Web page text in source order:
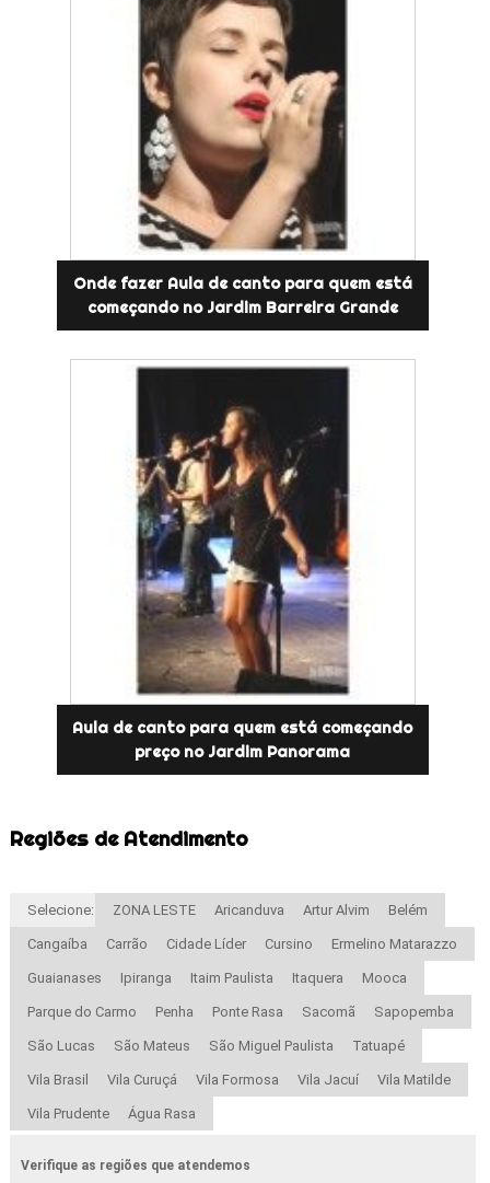
Onde fazer Aula de canto para quem está
começando no Jardim Barreira Grande
Aula de canto para quem está começando
preço no Jardim Panorama
Regiões de Atendimento
Selecione: ZONA LESTE Aricanduva Artur Alvim Belém
Cangaíba Carrão Cidade Líder Cursino Ermelino Matarazzo
Guaianases Ipiranga Itaim Paulista Itaquera Mooca
Parque do Carmo Penha Ponte Rasa Sacomã Sapopemba
São Lucas São Mateus São Miguel Paulista Tatuapé
Vila Brasil Vila Curuçá Vila Formosa Vila Jacuí Vila Matilde
Vila Prudente Água Rasa
Verifique as regiões que atendemos